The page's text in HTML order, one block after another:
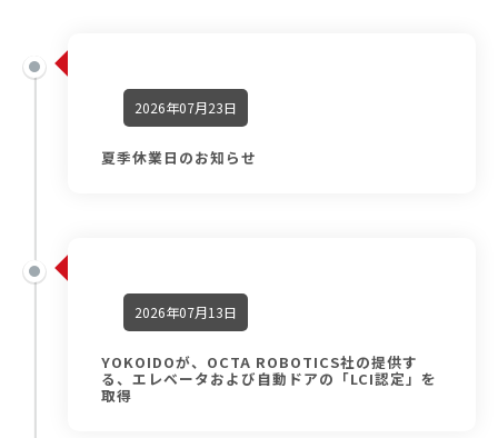
2026年07月23日
夏季休業日のお知らせ
2026年07月13日
YOKOIDOが、OCTA ROBOTICS社の提供す
る、エレベータおよび自動ドアの「LCI認定」を
取得